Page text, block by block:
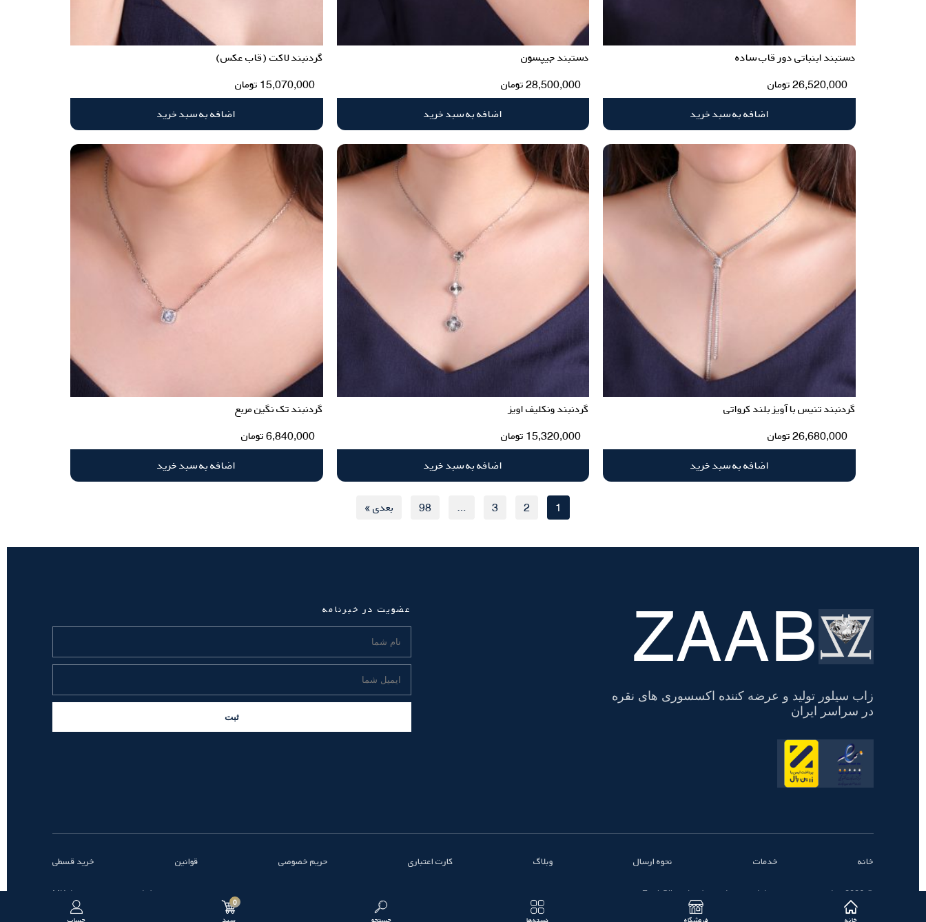
دستبند ابنباتی دور قاب ساده
26,520,000تومان
اضافه به سبد خرید
دستبند جیپسون
28,500,000تومان
اضافه به سبد خرید
گردنبند لاکت (قاب عکس)
15,070,000 تومان
اضافه به سبد خرید
گردنبند تنیس با آویز بلند کرواتی
26,680,000تومان
اضافه به سبد خرید
گردنبند ونکلیف اویز
15,320,000 تومان
اضافه به سبد خرید
گردنبند تک نگین مربع
6,840,000تومان
اضافه به سبد خرید
1
2
3
…
98 بعدی »
0
تسویه
حساب ZAAB
زاب سیلور تولید و عرضه کننده اکسسوری های نقره
در سراسر ایران
عضویت در خبرنامه
ثبت
خانه خدمات نحوه ارسال وبلاگ کارت اعتباری حریم خصوصی قوانین خرید قسطی
© 2026 تمامی حقوق محفوظ است - زاب سیلور | ZaabSilver طراحی و توسعه توسط MK